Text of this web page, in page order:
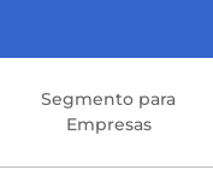
Segmento para
Empresas